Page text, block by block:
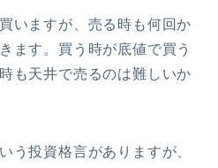
いますが、売る時も何回か
ます。買う時が底値で買う
も天井で売るのは難しいか
う投資格言がありますが、